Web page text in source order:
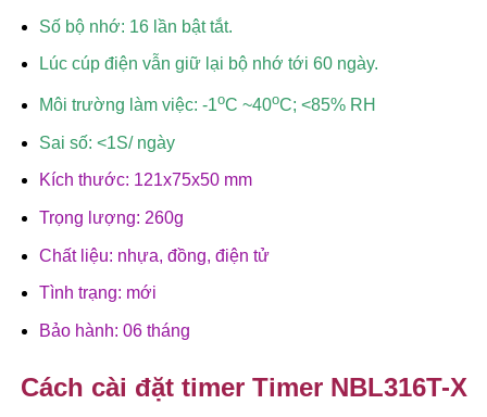
Số bộ nhớ: 16 lần bật tắt.
Lúc cúp điện vẫn giữ lại bộ nhớ tới 60 ngày.
Môi trường làm việc: -1oC ~40oC; <85% RH
Sai số: <1S/ ngày
Kích thước: 121x75x50 mm
Trọng lượng: 260g
Chất liệu: nhựa, đồng, điện tử
Tình trạng: mới
Bảo hành: 06 tháng
Cách cài đặt timer Timer NBL316T-X